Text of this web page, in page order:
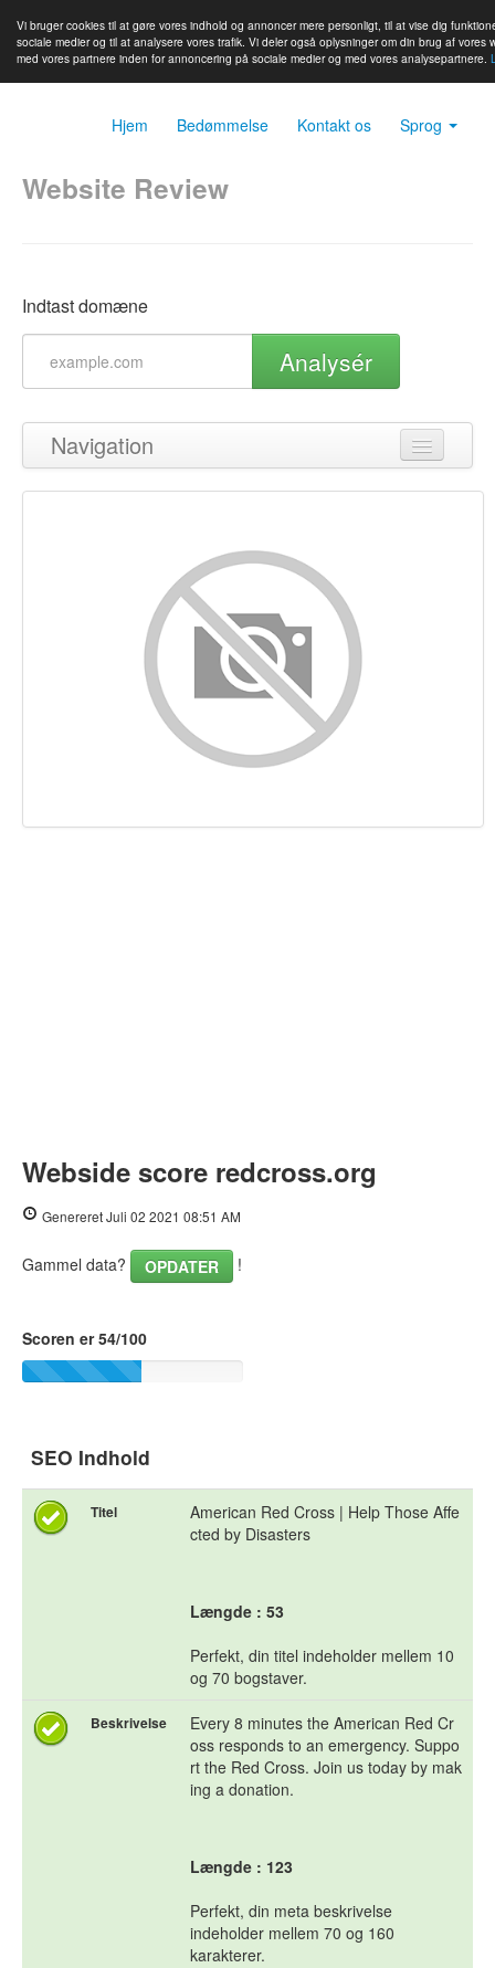
Vi bruger cookies til at gøre vores indhold og annoncer mere personligt, til at vise dig
sociale medier og til at analysere vores trafik. Vi deler også oplysninger om din brug af vores
med vores partnere inden for annoncering på sociale medier og med vores analysepartnere.
Hjem Bedømmelse Kontakt os Sprog
Website Review
Indtast domæne
Analysér
Navigation
Tilbage til toppen
Nøgleord
Brugervenlighed
Dokument
Webside score redcross.org
Genereret Juli 02 2021 08:51 AM
Gammel data? OPDATER !
Scoren er 54/100
SEO Indhold
Titel
American Red Cross | Help Those Affe
cted by Disasters
Længde : 53
Perfekt, din titel indeholder mellem 10
og 70 bogstaver.
Beskrivelse
Every 8 minutes the American Red Cr
oss responds to an emergency. Suppo
rt the Red Cross. Join us today by mak
ing a donation.
Længde : 123
Perfekt, din meta beskrivelse
indeholder mellem 70 og 160
karakterer.